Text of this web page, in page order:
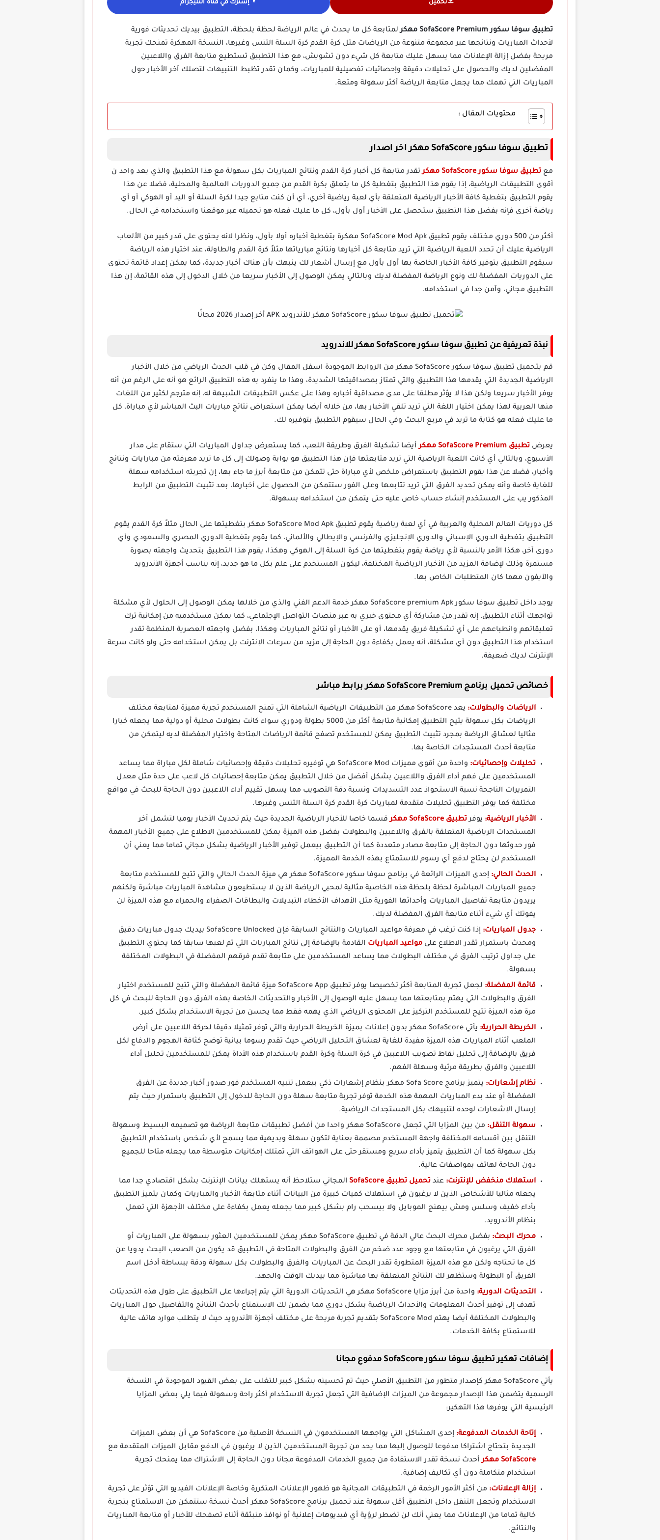
تحميل إشترك في قناة التليجرام
تطبيق سوفا سكور SofaScore Premium مهكر
لمتابعة كل ما يحدث في عالم الرياضة لحظة بلحظة، التطبيق بيديك تحديثات فورية
لأحداث المباريات ونتائجها عبر مجموعة متنوعة من الرياضات مثل كرة القدم كرة السلة التنس وغيرها، النسخة المهكرة تمنحك تجربة
مريحة بفضل إزالة الإعلانات مما يسهل عليك متابعة كل شيء دون تشويش، مع هذا التطبيق تستطيع متابعة الفرق واللاعبين
المفضلين لديك والحصول على تحليلات دقيقة وإحصائيات تفصيلية للمباريات، وكمان تقدر تظبط التنبيهات لتصلك آخر الأخبار حول
المباريات التي تهمك مما يجعل متابعة الرياضة أكثر سهولة ومتعة.
محتويات المقال :
تطبيق سوفا سكور SofaScore مهكر اخر اصدار
مع تطبيق سوفا سكور SofaScore مهكر
تقدر متابعة كل أخبار كرة القدم ونتائج المباريات بكل سهولة مع هذا التطبيق والذي يعد واحد ن
أقوى التطبيقات الرياضية، إذا يقوم هذا التطبيق بتغطية كل ما يتعلق بكرة القدم من جميع الدوريات العالمية والمحلية، فضلا عن هذا
يقوم التطبيق بتغطية كافة الأخبار الرياضية المتعلقة بأي لعبة رياضية آخري، أي أن كنت متابع جيدا لكرة السلة أو اليد أو الهوكي أو أي
رياضة آخرى فإنه بفضل هذا التطبيق ستحصل على الأخبار أول بأول، كل ما عليك فعله هو تحميله عبر موقعنا واستخدامه في الحال.
أكثر من 500 دوري مختلف يقوم تطبيق SofaScore Mod Apk مهكرة بتغطية أخباره أولا بأول، ونظرا لانه يحتوى على قدر كبير من الألعاب
الرياضية عليك أن تحدد اللعبة الرياضية التي تريد متابعة كل أخبارها ونتائج مبارياتها مثلاً كرة القدم والطاولة، عند اختيار هذه الرياضة
سيقوم التطبيق بتوفير كافة الأخبار الخاصة بها أول بأول مع إرسال أشعار لك ينبهك بأن هناك أخبار جديدة، كما يمكن إعداد قائمة تحتوى
على الدوريات المفضلة لك ونوع الرياضة المفضلة لديك وبالتالي يمكن الوصول إلى الأخبار سريعا من خلال الدخول إلى هذه القائمة، إن هذا
التطبيق مجاني، وآمن جدا في استخدامه.
نبذة تعريفية عن تطبيق سوفا سكور SofaScore مهكر للاندرويد
قم بتحميل تطبيق سوفا سكور SofaScore مهكر من الروابط الموجودة اسفل المقال وكن في قلب الحدث الرياضي من خلال الأخبار
الرياضية الجديدة التي يقدمها هذا التطبيق والتي تمتاز بمصداقيتها الشديدة، وهذا ما ينفرد به هذه التطبيق الرائع هو أنه على الرغم من أنه
يوفر الأخبار سريعا ولكن هذا لا يؤثر مطلقا على مدى مصداقية أخباره وهذا على عكس التطبيقات الشبيهة له، إنه مترجم لكثير من اللغات
منها العربية لهذا يمكن اختيار اللغة التي تريد تلقي الأخبار بها، من خلاله أيضا يمكن استعراض نتائج مباريات البث المباشر لأي مباراة، كل
ما عليك فعله هو كتابة ما تريد في مربع البحث وفي الحال سيقوم التطبيق بتوفيره لك.
يعرض تطبيق SofaScore Premium مهكر
أيضا تشكيلة الفرق وطريقة اللعب، كما يستعرض جداول المباريات التي ستقام على مدار
الأسبوع، وبالتالي أي كانت اللعبة الرياضية التي تريد متابعتها فإن هذا التطبيق هو بوابة وصولك إلى كل ما تريد معرفته من مبارايات ونتائج
وأخبار، فضلا عن هذا يقوم التطبيق باستعراض ملخص لأي مباراة حتى تتمكن من متابعة أبرز ما جاء بها، إن تجربته استخدامه سهلة
للغاية خاصة وأنه يمكن تحديد الفرق التي تريد تتابعها وعلى الفور ستتمكن من الحصول على أخبارها، بعد تثبيت التطبيق من الرابط
المذكور يب على المستخدم إنشاء حساب خاص عليه حتى يتمكن من استخدامه بسهولة.
كل دوريات العالم المحلية والعربية في أي لعبة رياضية يقوم تطبيق SofaScore Mod Apk مهكر بتغطيتها على الحال مثلاً كرة القدم يقوم
التطبيق بتغطية الدوري الإسباني والدوري الإنجليزي والفرنسي والإيطالي والألماني، كما يقوم بتغطية الدوري المصري والسعودي وأي
دورى آخر، هكذا الأمر بالنسبة لأي رياضة يقوم بتغطيتها من كرة السلة إلى الهوكي وهكذا، يقوم هذا التطبيق بتحديث واجهته بصورة
مستمرة وذلك لإضافة المزيد من الأخبار الرياضية المختلفة، ليكون المستخدم على علم بكل ما هو جديد، إنه يناسب أجهزة الآندرويد
والآيفون مهما كان المتطلبات الخاص بها.
يوجد داخل تطبيق سوفا سكور SofaScore premium Apk مهكر خدمة الدعم الفني والذي من خلالها يمكن الوصول إلى الحلول لأي مشكلة
تواجهك أثناء التطبيق، إنه تقدر من مشاركة أي محتوى خبري به عبر منصات التواصل الإجتماعي، كما يمكن مستخدميه من إمكانية ترك
تعليقاتهم وانطباعهم على أي تشكيلة فريق يقدمها، أو على الأخبار أو نتائج المباريات وهكذا، بفضل واجهته العصرية المنظمة تقدر
استخدام هذا التطبيق دون أي مشكلة، أنه يعمل بكفاءة دون الحاجة إلى مزيد من سرعات الإنترنت بل يمكن استخدامه حتى ولو كانت سرعة
الإنترنت لديك ضعيفة.
خصائص تحميل برنامج SofaScore Premium مهكر برابط مباشر
الرياضات والبطولات:
يعد SofaScore مهكر من التطبيقات الرياضية الشاملة التي تمنح المستخدم تجربة مميزة لمتابعة مختلف
الرياضات بكل سهولة يتيح التطبيق إمكانية متابعة أكثر من 5000 بطولة ودوري سواء كانت بطولات محلية أو دولية مما يجعله خيارا
مثاليا لعشاق الرياضة بمجرد تثبيت التطبيق يمكن للمستخدم تصفح قائمة الرياضات المتاحة واختيار المفضلة لديه ليتمكن من
متابعة أحدث المستجدات الخاصة بها.
تحليلات وإحصائيات:
واحدة من أقوى مميزات SofaScore Mod هي توفيره تحليلات دقيقة وإحصائيات شاملة لكل مباراة مما يساعد
المستخدمين على فهم أداء الفرق واللاعبين بشكل أفضل من خلال التطبيق يمكن متابعة إحصائيات كل لاعب على حدة مثل معدل
التمريرات الناجحة نسبة الاستحواذ عدد التسديدات ونسبة دقة التصويب مما يسهل تقييم أداء اللاعبين دون الحاجة للبحث في مواقع
مختلفة كما يوفر التطبيق تحليلات متقدمة لمباريات كرة القدم كرة السلة التنس وغيرها.
الأخبار الرياضية: يوفرتطبيق SofaScore مهكر
قسما خاصا للأخبار الرياضية الجديدة حيث يتم تحديث الأخبار يوميا لتشمل آخر
المستجدات الرياضية المتعلقة بالفرق واللاعبين والبطولات بفضل هذه الميزة يمكن للمستخدمين الاطلاع على جميع الأخبار المهمة
فور حدوثها دون الحاجة إلى متابعة مصادر متعددة كما أن التطبيق بيعمل توفير الأخبار الرياضية بشكل مجاني تماما مما يعني أن
المستخدم لن يحتاج لدفع أي رسوم للاستمتاع بهذه الخدمة المميزة.
الحدث الحالي:
إحدى الميزات الرائعة في برنامج سوفا سكور SofaScore مهكر هي ميزة الحدث الحالي والتي تتيح للمستخدم متابعة
جميع المباريات المباشرة لحظة بلحظة هذه الخاصية مثالية لمحبي الرياضة الذين لا يستطيعون مشاهدة المباريات مباشرة ولكنهم
يريدون متابعة تفاصيل المباريات وأحداثها الفورية مثل الأهداف الأخطاء التبديلات والبطاقات الصفراء والحمراء مع هذه الميزة لن
يفوتك أي شيء أثناء متابعة الفرق المفضلة لديك.
جدول المباريات:
إذا كنت ترغب في معرفة مواعيد المباريات والنتائج السابقة فإن SofaScore Unlocked بيديك جدول مباريات دقيق
ومحدث باستمرار تقدر الاطلاع على مواعيد المباريات القادمة بالإضافة إلى نتائج المباريات التي تم لعبها سابقا كما يحتوي التطبيق
على جداول ترتيب الفرق في مختلف البطولات مما يساعد المستخدمين على متابعة تقدم فرقهم المفضلة في البطولات المختلفة
بسهولة.
قائمة المفضلة:
لجعل تجربة المتابعة أكثر تخصيصا يوفر تطبيق SofaScore App ميزة قائمة المفضلة والتي تتيح للمستخدم اختيار
الفرق والبطولات التي يهتم بمتابعتها مما يسهل عليه الوصول إلى الأخبار والتحديثات الخاصة بهذه الفرق دون الحاجة للبحث في كل
مرة هذه الميزة تتيح للمستخدم التركيز على المحتوى الرياضي الذي يهمه فقط مما يحسن من تجربة الاستخدام بشكل كبير.
الخريطة الحرارية:
يأتي SofaScore مهكر بدون إعلانات بميزة الخريطة الحرارية والتي توفر تمثيلا دقيقا لحركة اللاعبين على أرض
الملعب أثناء المباريات هذه الميزة مفيدة للغاية لعشاق التحليل الرياضي حيث تقدم رسوما بيانية توضح كثافة الهجوم والدفاع لكل
فريق بالإضافة إلى تحليل نقاط تصويب اللاعبين في كرة السلة وكرة القدم باستخدام هذه الأداة يمكن للمستخدمين تحليل أداء
اللاعبين والفرق بطريقة مرئية وسهلة الفهم.
نظام إشعارات:
يتميز برنامج Sofa Score مهكر بنظام إشعارات ذكي بيعمل تنبيه المستخدم فور صدور أخبار جديدة عن الفرق
المفضلة أو عند بدء المباريات المهمة هذه الخدمة توفر تجربة متابعة سهلة دون الحاجة للدخول إلى التطبيق باستمرار حيث يتم
إرسال الإشعارات لوحده لتنبيهك بكل المستجدات الرياضية.
سهولة التنقل:
من بين المزايا التي تجعل SofaScore مهكر واحدا من أفضل تطبيقات متابعة الرياضة هو تصميمه البسيط وسهولة
التنقل بين أقسامه المختلفة واجهة المستخدم مصممة بعناية لتكون سهلة وبديهية مما يسمح لأي شخص باستخدام التطبيق
بكل سهولة كما أن التطبيق يتميز بأداء سريع ومستقر حتى على الهواتف التي تمتلك إمكانيات متوسطة مما يجعله متاحا للجميع
دون الحاجة لهاتف بمواصفات عالية.
استهلاك منخفض للإنترنت: عند تحميل تطبيق SofaScore
المجاني ستلاحظ أنه يستهلك بيانات الإنترنت بشكل اقتصادي جدا مما
يجعله مثاليا للأشخاص الذين لا يرغبون في استهلاك كميات كبيرة من البيانات أثناء متابعة الأخبار والمباريات وكمان يتميز التطبيق
بأداء خفيف وسلس ومش بيهنج الموبايل ولا بيسحب رام بشكل كبير مما يجعله يعمل بكفاءة على مختلف الأجهزة التي تعمل
بنظام الأندرويد.
محرك البحث:
بفضل محرك البحث عالي الدقة في تطبيق SofaScore مهكر يمكن للمستخدمين العثور بسهولة على المباريات أو
الفرق التي يرغبون في متابعتها مع وجود عدد ضخم من الفرق والبطولات المتاحة في التطبيق قد يكون من الصعب البحث يدويا عن
كل ما تحتاجه ولكن مع هذه الميزة المتطورة تقدر البحث عن المباريات والفرق والبطولات بكل سهولة ودقة ببساطة أدخل اسم
الفريق أو البطولة وستظهر لك النتائج المتعلقة بها مباشرة مما بيديك الوقت والجهد.
التحديثات الدورية:
واحدة من أبرز مزايا SofaScore مهكر هي التحديثات الدورية التي يتم إجراءها على التطبيق على طول هذه التحديثات
تهدف إلى توفير أحدث المعلومات والأحداث الرياضية بشكل دوري مما يضمن لك الاستمتاع بأحدث النتائج والتفاصيل حول المباريات
والبطولات المختلفة أيضا يهتم SofaScore Mod بتقديم تجربة مريحة على مختلف أجهزة الأندرويد حيث لا يتطلب موارد هاتف عالية
للاستمتاع بكافة الخدمات.
إضافات تهكير تطبيق سوفا سكور SofaScore مدفوع مجانا
يأتي SofaScore مهكر كإصدار متطور من التطبيق الأصلي حيث تم تحسينه بشكل كبير للتغلب على بعض القيود الموجودة في النسخة
الرسمية يتضمن هذا الإصدار مجموعة من الميزات الإضافية التي تجعل تجربة الاستخدام أكثر راحة وسهولة فيما يلي بعض المزايا
الرئيسية التي يوفرها هذا التهكير:
إتاحة الخدمات المدفوعة:
إحدى المشاكل التي يواجهها المستخدمون في النسخة الأصلية من SofaScore هي أن بعض الميزات
الجديدة بتحتاج اشتراكا مدفوعا للوصول إليها مما يحد من تجربة المستخدمين الذين لا يرغبون في الدفع مقابل الميزات المتقدمة مع
SofaScore مهكر
أحدث نسخة تقدر الاستفادة من جميع الخدمات المدفوعة مجانا دون الحاجة إلى الاشتراك مما يمنحك تجربة
استخدام متكاملة دون أي تكاليف إضافية.
إزالة الإعلانات: من أكثر الأمور الرخمة في التطبيقات المجانية هو ظهور الإعلانات المتكررة وخاصة الإعلانات الفيديو التي تؤثر على تجربة
الاستخدام وتجعل التنقل داخل التطبيق أقل سهولة عند تحميل برنامج SofaScore مهكر أحدث نسخة ستتمكن من الاستمتاع بتجربة
خالية تماما من الإعلانات مما يعني أنك لن تضطر لرؤية أي فيديوهات إعلانية أو نوافذ منبثقة أثناء تصفحك للأخبار أو متابعة المباريات
والنتائج.